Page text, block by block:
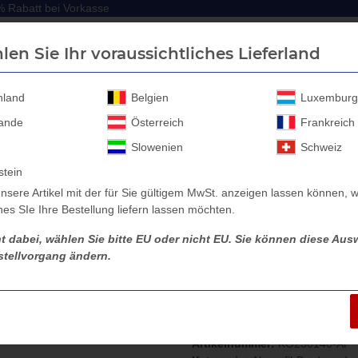
Rabatt bei Vorkasse
Rabatt bei Vorkasse
KH152314, 2300
Artikelnummer:KO230140-AP
Sie Ihr voraussichtliches Lieferland
Belgien
Luxemburg
Österreich
Frankreich
Slowenien
Schweiz
Artikel mit der für Sie gültigem MwSt. anzeigen lassen können,
SIe Ihre Bestellung liefern lassen möchten.
dabei, wählen Sie bitte EU oder nicht EU. Sie können diese
ändern.